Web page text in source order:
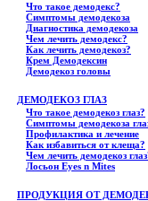
Что такое демодекс?
Симптомы демодекоза
Диагностика демодекоза
Чем лечить демодекс?
Как лечить демодекоз?
Крем Демодексин
Демодекоз головы
ДЕМОДЕКОЗ ГЛАЗ
Что такое демодекоз глаз?
Симптомы демодекоза
Профилактика и лечение
Как избавиться от клеща?
Чем лечить демодекоз
Лосьон Eyes n Mites
ПРОДУКЦИЯ ОТ